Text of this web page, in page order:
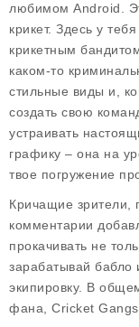
любимом Android.
крикет. Здесь у
крикетным
каком-то
стильные виды и,
создать свою
устраивать
графику – она на
твое погружение
Кричащие зрители,
комментарии
прокачивать не
зарабатывай
экипировку. В
фана, Cricket